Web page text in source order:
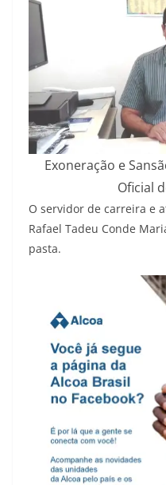
Exoneração e
Oficial
O servidor de carreira e
Rafael Tadeu Conde
pasta.